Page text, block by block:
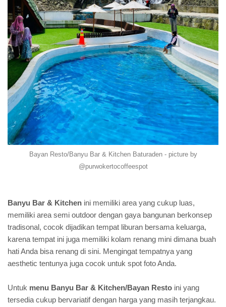
Bayan Resto/Banyu Bar & Kitchen Baturaden - picture by
@purwokertocoffeespot
Banyu Bar & Kitchen ini memiliki area yang cukup luas,
memiliki area semi outdoor dengan gaya bangunan berkonsep
tradisonal, cocok dijadikan tempat liburan bersama keluarga,
karena tempat ini juga memiliki kolam renang mini dimana buah
hati Anda bisa renang di sini. Mengingat tempatnya yang
aesthetic tentunya juga cocok untuk spot foto Anda.
Untuk menu Banyu Bar & Kitchen/Bayan Resto ini yang
tersedia cukup bervariatif dengan harga yang masih terjangkau.